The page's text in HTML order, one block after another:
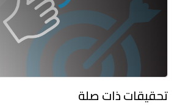
تحقيقات ذات صلة